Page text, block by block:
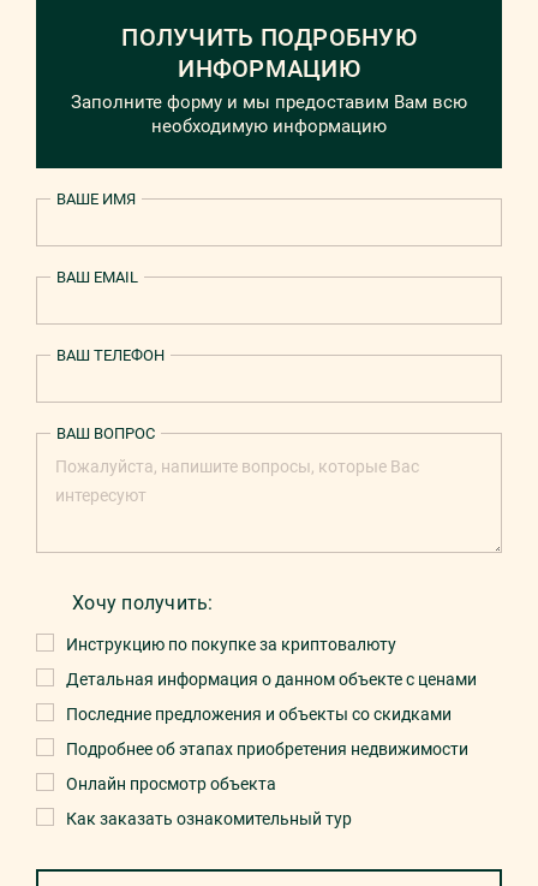
ПОЛУЧИТЬ ПОДРОБНУЮ
ИНФОРМАЦИЮ
Заполните форму и мы предоставим Вам всю
необходимую информацию
ВАШЕ ИМЯ
ВАШ EMAIL
ВАШ ТЕЛЕФОН
Хочу получить:
Инструкцию по покупке за криптовалюту
Детальная информация о данном объекте с ценами
Последние предложения и объекты со скидками
Подробнее об этапах приобретения недвижимости
Онлайн просмотр объекта
Как заказать ознакомительный тур
ВАШ ВОПРОС